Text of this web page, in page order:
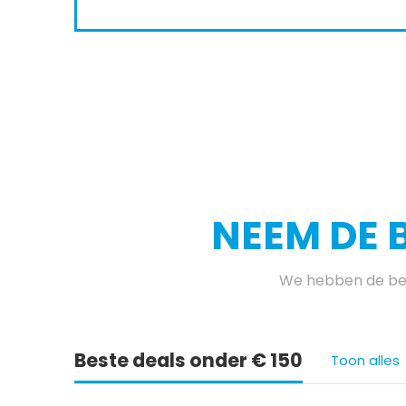
NEEM DE
We hebben de
Beste deals onder € 150 Toon alles